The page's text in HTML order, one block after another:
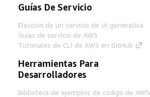
Guías De Servicio
Elección de un servicio de IA generativa
Guías de servicio de AWS
Tutoriales de CLI de AWS en GitHub
Herramientas Para
Desarrolladores
Biblioteca de ejemplos de código de AWS